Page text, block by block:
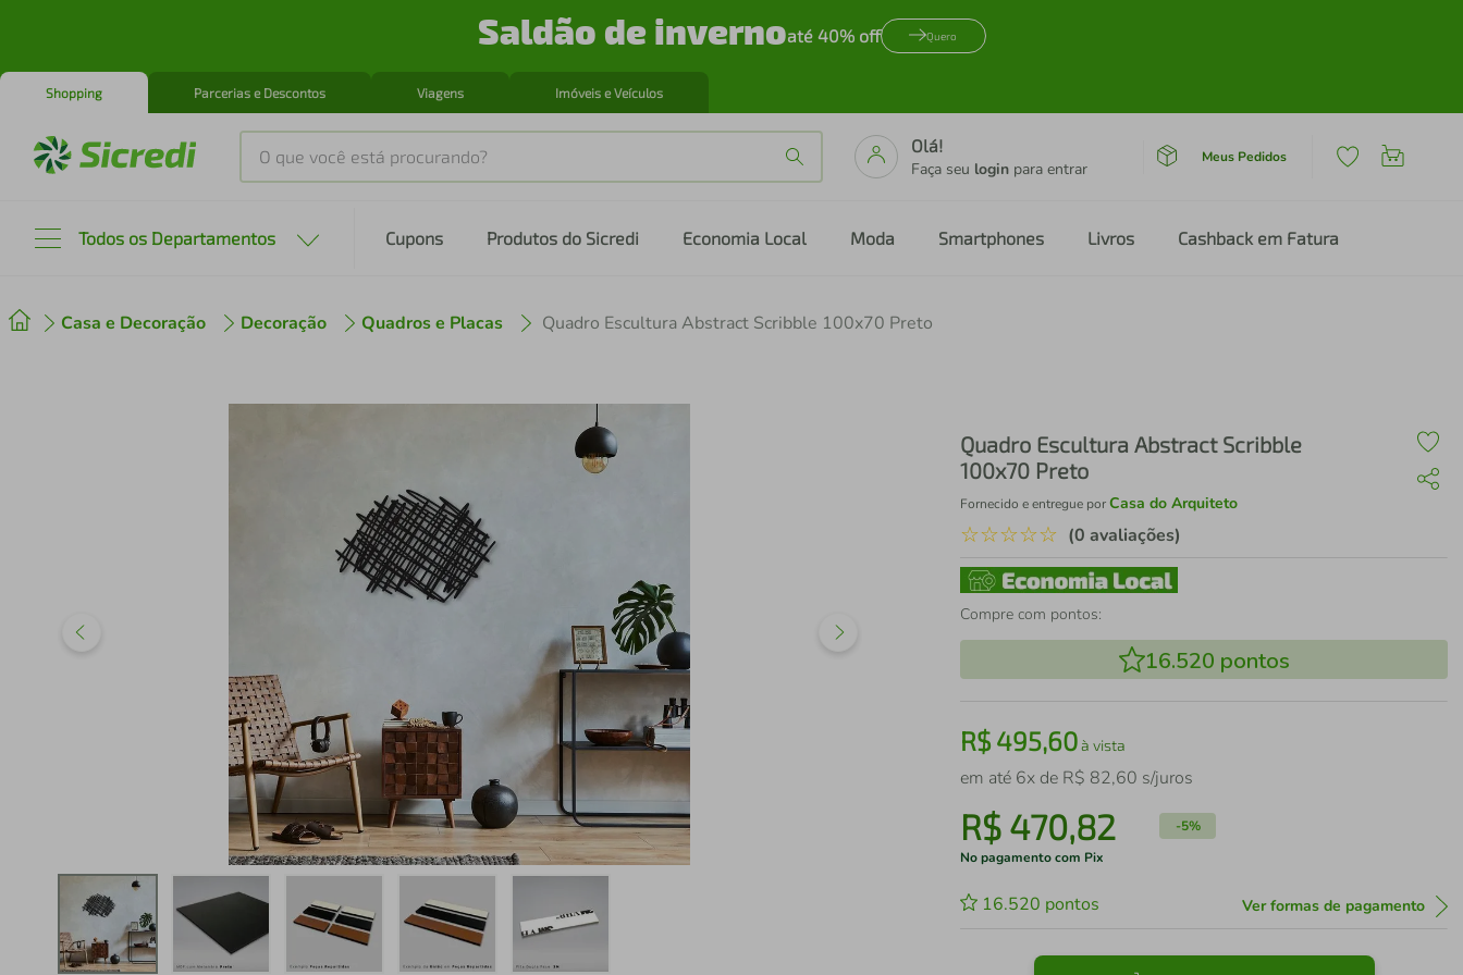
Saldão de invernoaté 40% off Quero
Shopping Parcerias e Descontos Viagens Imóveis e Veículos
O que você está procurando?
Olá!
Faça seu login para entrar
Meus Pedidos
Todos os Departamentos Cupons Produtos do Sicredi Economia Local Moda Smartphones Livros Cashback em Fatura
Casa e Decoração Decoração Quadros e Placas Quadro Escultura Abstract Scribble 100x70 Preto
Quadro Escultura Abstract Scribble
100x70 Preto
Fornecido e entregue porCasa do Arquiteto
☆☆☆☆☆ (0 avaliações)
Compre com pontos:
16.520 pontos
R$495,60à vista
em até 6x de R$ 82,60 s/juros
R$ 470,82 -5%
No pagamento com Pix
16.520 pontos Ver formas de pagamento
º cafeteira